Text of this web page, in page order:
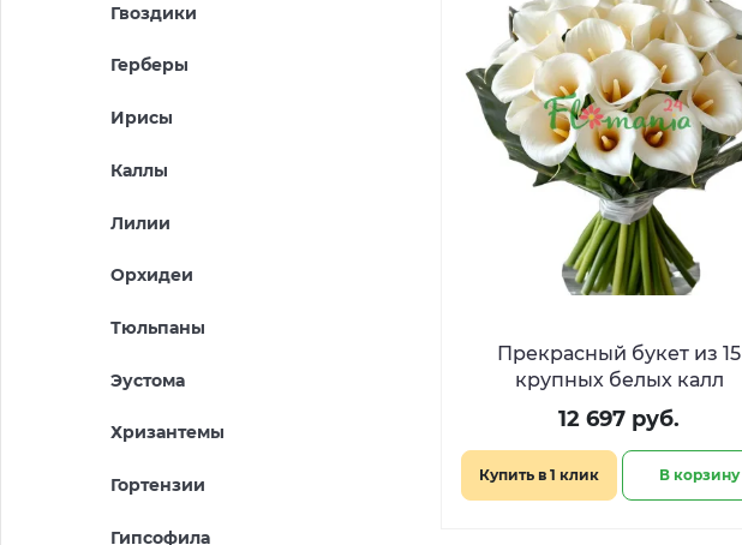
Гвоздики
Герберы
Ирисы
Каллы
Лилии
Орхидеи
Тюльпаны
Эустома
Хризантемы
Гортензии
Гипсофила
Прекрасный букет из 15
крупных белых калл
12 697 руб.
Купить в 1 клик В корзину